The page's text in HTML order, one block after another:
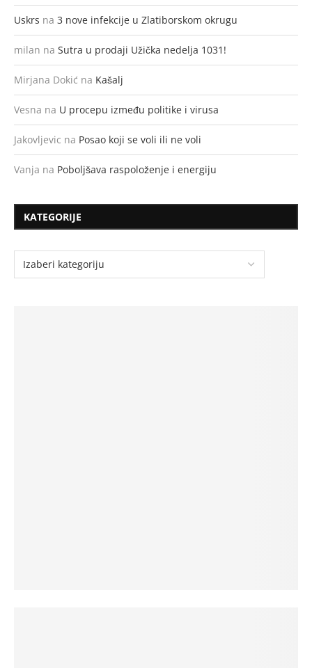
Uskrs na 3 nove infekcije u Zlatiborskom okrugu
milan na Sutra u prodaji Užička nedelja 1031!
Mirjana Dokić na Kašalj
Vesna na U procepu između politike i virusa
Jakovljevic na Posao koji se voli ili ne voli
Vanja na Poboljšava raspoloženje i energiju
KATEGORIJE